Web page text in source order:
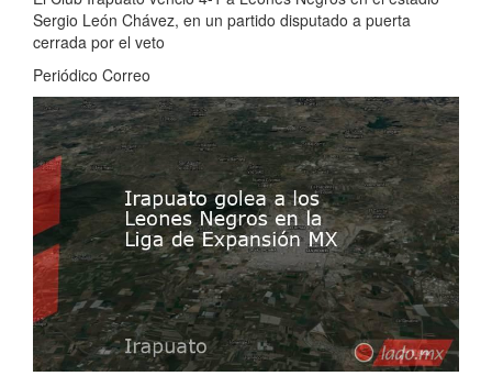
Sergio León Chávez, en un partido disputado a puerta
cerrada por el veto
Periódico Correo